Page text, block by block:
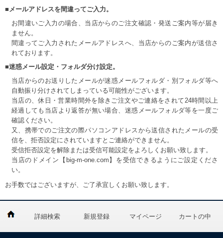
■メールアドレスを間違ってご入力。
お間違いご入力の場合、当店からのご注文確認・発送ご案内等が届き
ません。
間違ってご入力されたメールアドレスへ、当店からのご案内が送信さ
れております。
■迷惑メール設定・フォルダ分け設定。
当店からのお送りしたメールが迷惑メールフォルダ・別フォルダ等へ
自動振り分けされてしまっている可能性がございます。
当店の、休日・営業時間外を除きご注文やご連絡をされて24時間以上
経過しても当店より返答が無い場合、迷惑メールフォルダ等を一度ご
確認ください。
又、携帯でのご注文の際パソコンアドレスから送信されたメールの受
信を、拒否設定にされていますとご連絡ができません。
受信拒否設定を解除または受信可能設定をよろしくお願い致します。
当店のドメイン【big-m-one.com】を受信できるようにご設定くださ
い。
お手数ではございますが、ご了承宜しくお願い致します。
詳細検索 新規登録 マイページ カートの中